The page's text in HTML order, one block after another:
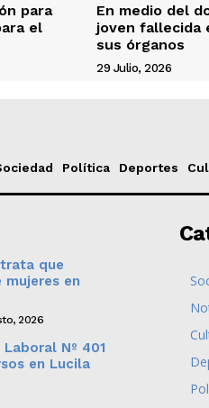
para
el
En medio del
joven fallecida
sus órganos
29 Julio, 2026
Política Deportes
que
en
2026
Nº 401
en Lucila